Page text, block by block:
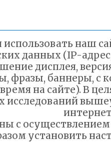
наш
данных (IP-
дисплея,
фразы, баннеры, с
на сайте). В
исследований
с
установить